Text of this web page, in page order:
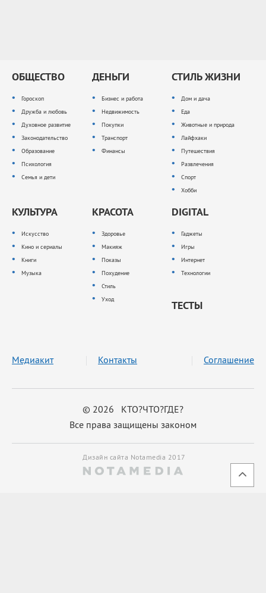
ОБЩЕСТВО
Гороскоп
Дружба и любовь
Духовное развитие
Законодательство
Образование
Психология
Семья и дети
ДЕНЬГИ
Бизнес и работа
Недвижимость
Покупки
Транспорт
Финансы
СТИЛЬ ЖИЗНИ
Дом и дача
Еда
Животные и природа
Лайфхаки
Путешествия
Развлечения
Спорт
Хобби
КУЛЬТУРА
Искусство
Кино и сериалы
Книги
Музыка
КРАСОТА
Здоровье
Макияж
Показы
Похудение
Стиль
Уход
DIGITAL
Гаджеты
Игры
Интернет
Технологии
ТЕСТЫ
© 2026 КТО?ЧТО?ГДЕ?
Все права защищены законом
Медиакит Контакты Соглашение
Дизайн сайта Notamedia 2017